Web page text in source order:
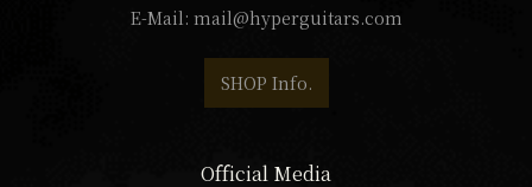
E-Mail: mail@hyperguitars.com
SHOP Info.
Official Media